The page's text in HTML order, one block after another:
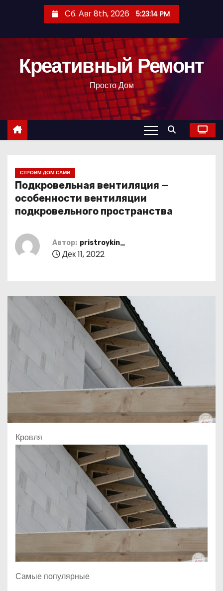
с
Сб. Авг 8th, 2026 5:23:15 PM
Креативный Ремонт
Просто Дом
СТРОИМ ДОМ САМИ
Подкровельная вентиляция —
особенности вентиляции
подкровельного пространства
Автор: pristroykin_
Дек 11, 2022
Кровля
Самые популярные